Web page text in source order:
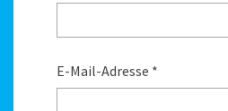
E-Mail-Adresse *